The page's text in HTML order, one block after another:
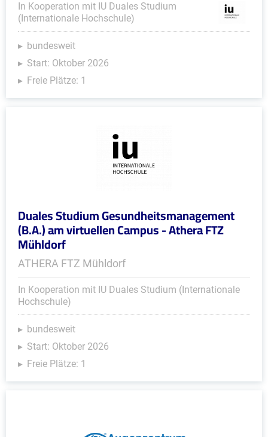
In Kooperation mit IU Duales Studium
(Internationale Hochschule)
bundesweit
Start: Oktober 2026
Freie Plätze: 1
Duales Studium Gesundheitsmanagement
(B.A.) am virtuellen Campus - Athera FTZ
Mühldorf
ATHERA FTZ Mühldorf
In Kooperation mit IU Duales Studium (Internationale
Hochschule)
bundesweit
Start: Oktober 2026
Freie Plätze: 1